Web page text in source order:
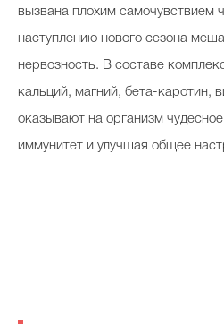
вызвана плохим самочувствием
наступлению нового сезона
нервозность. В составе
кальций, магний, бета-каротин,
оказывают на организм
иммунитет и улучшая общее